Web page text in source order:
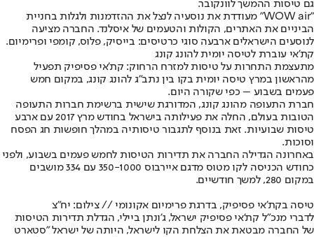
גם טיסות ההמשך לוונקובר.
"WOW air" מעודדת את נוסעיה לנצל את ההזדמנות ולגלות בחניית
הביניים את האתרים, הקולות והטעמים של איסלנד. החברה מציעה
לנוסעים הישראלים ארבעה סוגי כרטיסים: בייסיק, פלוס, קומפי ופרימיום.
קת'אי עוברת לטיסה יומית להונג קונג
מתעצמת התחרות על טיסות למזרח הרחוק: קת'אי פסיפיק תפעיל
מהראשון במרץ טיסה יומית בקו בין נתב"ג להונג קונג, במקום חמש
פעמים בשבוע – כפי שקורה היום.
חברת התעופה מהונג קונג, המדורגת שישית ברשימת חברות התעופה
הטובות בעולם, החלה את פעילותה בישראל בחודש מרץ 2017 עם ארבע
טיסות שבועיות. זאת בנוסף לתגבור טיסותיה במהלך חופשות חג הפסח
וסוכות.
באחרונה הגדילה החברה את תדירות הטיסות לחמש פעמים בשבוע, ולפני
כחודש הכניסה לקו מטוס מדגם איירבוס 350-1000 עם 334 מושבים
במקום 280, למשך חודשיים.
טיסה בקת'אי פסיפיק, בדרגת פרימיום אקונומי // צילום: יח"צ
לדברי מנכ"ל קת'אי פסיפיק ישראל, ג'ונתן ביילי, הגדלת תדירות הטיסות
של החברה מבטאת את הצלחת הקו לישראל, היותה של ישראל "סטארט